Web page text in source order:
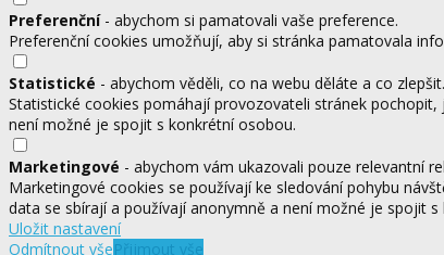
Preferenční- abychom si pamatovali vaše preference.
Preferenční cookies umožňují, aby si stránka pamatovala
Statistické - abychom věděli, co na webu děláte a co zlepšit.
Statistické cookies pomáhají provozovateli stránek
není možné je spojit s konkrétní osobou.
Marketingové - abychom vám ukazovali pouze relevantní
Marketingové cookies se používají ke sledování pohybu
data se sbírají a používají anonymně a není možné je spojit
Uložit nastavení
Odmítnout všePřijmout vše